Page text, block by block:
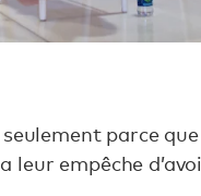
parce
empêche